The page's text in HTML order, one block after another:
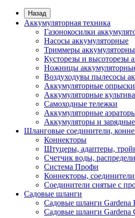
Назад
Аккумуляторная техника
Газонокосилки
Насосы аккумуляторные
Триммеры
Кусторезы и высоторезы
Ножницы
Воздуходувы пылесосы
Аккумуляторные
Аккумуляторные
Самоходные тележки
Аккумуляторные
Аккумуляторы и зарядные
Шланговые соединители,
Коннекторы
Штуцеры, адаптеры,
Счетчик воды,
Система Профи
Коннекторы,
Соединители снятые с
Садовые шланги
Садовые шланги Gardena
Садовые шланги Gardena